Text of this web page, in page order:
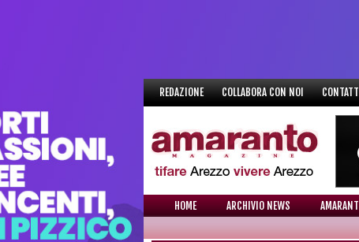
REDAZIONE COLLABORA CON NOI
HOME ARCHIVIO NEWS